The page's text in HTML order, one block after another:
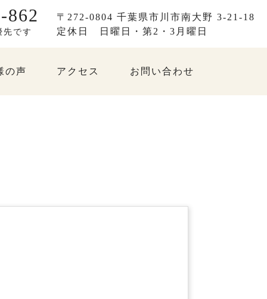
862
です
〒272-0804 千葉県市川市南大野 3-21-18
定休日
日曜日・第2・3月曜日
の声 アクセス お問い合わせ